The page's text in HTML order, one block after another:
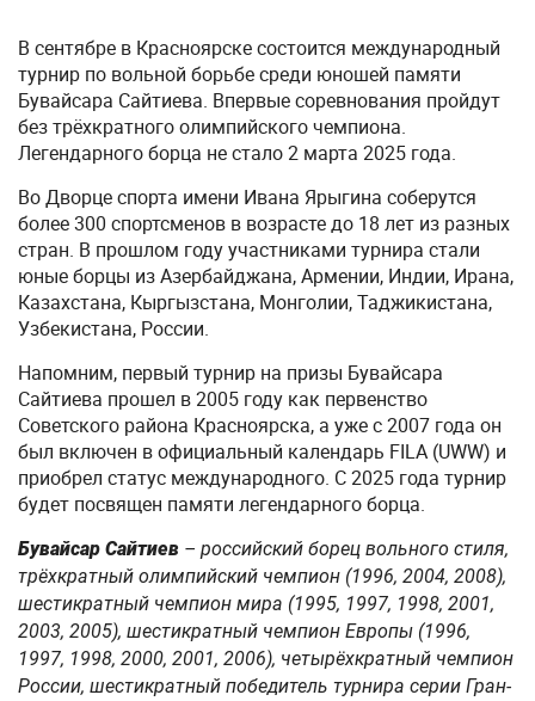
В сентябре в Красноярске состоится международный
турнир по вольной борьбе среди юношей памяти
Бувайсара Сайтиева. Впервые соревнования пройдут
без трёхкратного олимпийского чемпиона.
Легендарного борца не стало 2 марта 2025 года.
Во Дворце спорта имени Ивана Ярыгина соберутся
более 300 спортсменов в возрасте до 18 лет из разных
стран. В прошлом году участниками турнира стали
юные борцы из Азербайджана, Армении, Индии, Ирана,
Казахстана, Кыргызстана, Монголии, Таджикистана,
Узбекистана, России.
Напомним, первый турнир на призы Бувайсара
Сайтиева прошел в 2005 году как первенство
Советского района Красноярска, а уже с 2007 года он
был включен в официальный календарь FILA (UWW) и
приобрел статус международного. С 2025 года турнир
будет посвящен памяти легендарного борца.
Бувайсар Сайтиев – российский борец вольного стиля,
трёхкратный олимпийский чемпион (1996, 2004, 2008),
шестикратный чемпион мира (1995, 1997, 1998, 2001,
2003, 2005), шестикратный чемпион Европы (1996,
1997, 1998, 2000, 2001, 2006), четырёхкратный чемпион
России, шестикратный победитель турнира серии Гран-